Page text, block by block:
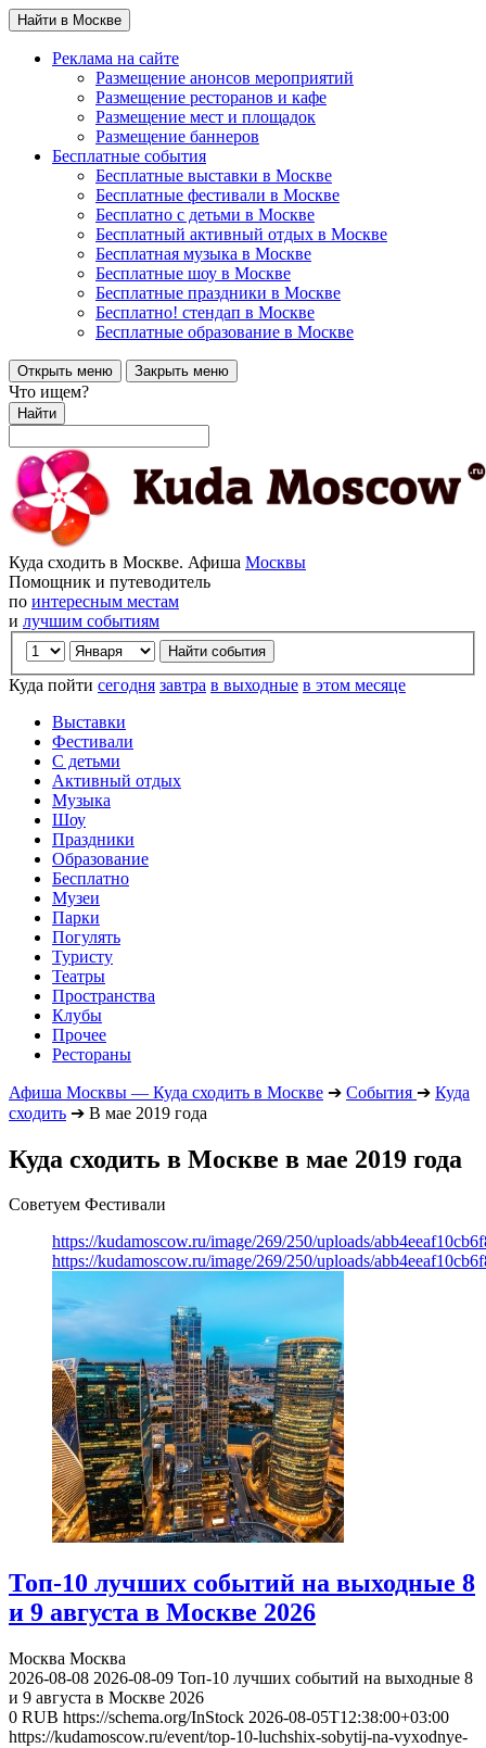
Найти в Москве
Реклама на сайте
Размещение анонсов мероприятий
Размещение ресторанов и кафе
Размещение мест и площадок
Размещение баннеров
Бесплатные события
Бесплатные выставки в Москве
Бесплатные фестивали в Москве
Бесплатно с детьми в Москве
Бесплатный активный отдых в Москве
Бесплатная музыка в Москве
Бесплатные шоу в Москве
Бесплатные праздники в Москве
Бесплатно! стендап в Москве
Бесплатные образование в Москве
Открыть меню Закрыть меню
Что ищем?
Найти
Куда сходить в Москве. Афиша Москвы
Помощник и путеводитель
по интересным местам
и лучшим событиям
Куда пойти сегодня завтра в выходные в этом месяце
Выставки
Фестивали
С детьми
Активный отдых
Музыка
Шоу
Праздники
Образование
Бесплатно
Музеи
Парки
Погулять
Туристу
Театры
Пространства
Клубы
Прочее
Рестораны
Афиша Москвы — Куда сходить в Москве ➔ События ➔ Куда
сходить ➔ В мае 2019 года
Куда сходить в Москве в мае 2019 года
Советуем Фестивали
https://kudamoscow.ru/image/269/250/uploads/
https://kudamoscow.ru/image/269/250/uploads/
Топ-10 лучших событий на выходные 8
и 9 августа в Москве 2026
Москва Москва
2026-08-08 2026-08-09 Топ-10 лучших событий на выходные 8
и 9 августа в Москве 2026
0 RUB https://schema.org/InStock 2026-08-05T12:38:00+03:00
https://kudamoscow.ru/event/top-10-luchshix-sobytij-na-vyxodnye-